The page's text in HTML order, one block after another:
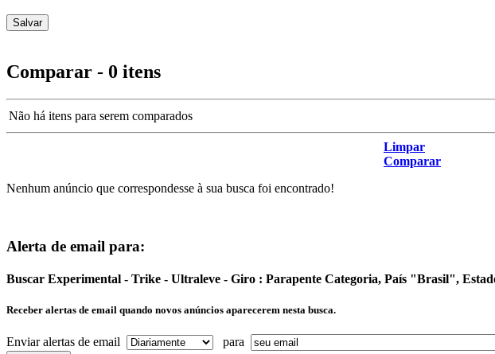
Comparar - 0 itens
Não há itens para serem comparados
Limpar
Comparar
Nenhum anúncio que correspondesse à sua busca foi encontrado!
Alerta de email para:
Buscar Experimental - Trike - Ultraleve - Giro : Parapente Categoria, País "Brasil",
Receber alertas de email quando novos anúncios aparecerem nesta busca.
Enviar alertas de email para